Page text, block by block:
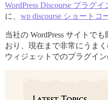
WordPress Discourse プラグイ
に、 wp discourse ショートコ
当社の WordPress サイトで
おり、現在まで非常にうま
ウィジェットでのプラグイ